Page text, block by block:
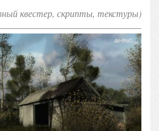
квестер, скрипты, текстуры)